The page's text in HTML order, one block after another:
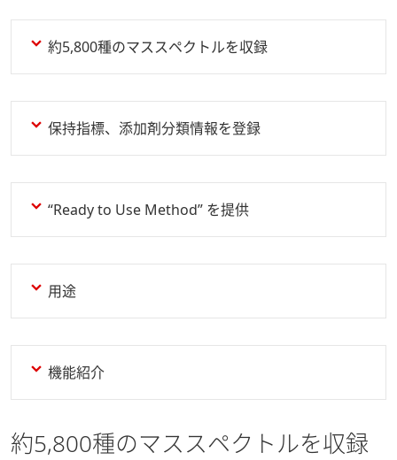
約5,800種のマススペクトルを収録
保持指標、添加剤分類情報を登録
“Ready to Use Method” を提供
用途
機能紹介
約5,800種のマススペクトルを収録